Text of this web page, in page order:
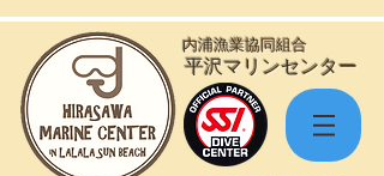
​平沢マリンセンター
​内浦漁業協同組合